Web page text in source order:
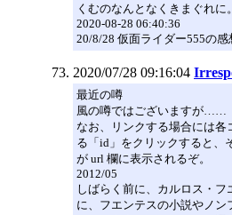
くむのなんとなくきまぐれに
2020-08-28 06:40:36
20/8/28 仮面ライダー555の感
2020/07/28 09:16:04
最近の噂
風の噂ではございますが……
なお、リンクする場合には各
る「id」をクリックすると、
が url 欄に表示されるぞ。
2012/05
しばらく前に、カルロス・
に、フエンテスの小説やノン